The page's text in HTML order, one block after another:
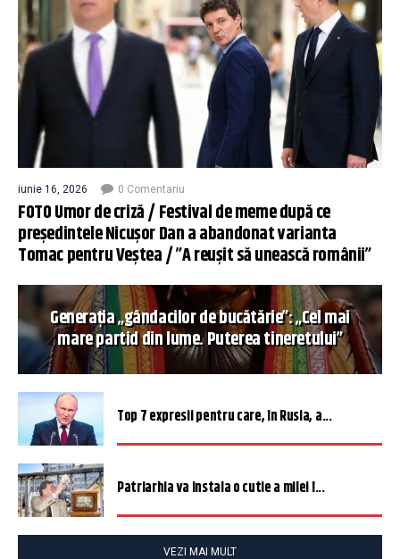
iunie 16, 2026 0 Comentariu
FOTO Umor de criză / Festival de meme după ce
președintele Nicușor Dan a abandonat varianta
Tomac pentru Veștea / ”A reușit să unească românii”
Generația „gândacilor de bucătărie”: „Cel mai
mare partid din lume. Puterea tineretului”
Top 7 expresii pentru care, în Rusia, a...
Patriarhia va instala o cutie a milei î...
VEZI MAI MULT